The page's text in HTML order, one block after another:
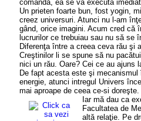
comandă, ea se va executa
Un prieten foarte bun, fost yogin,
creez universuri. Atunci nu l-am
gând, orice imagini. Acum cred că
lucrurilor ce trebuiau sau nu să se
Diferenţa între a creea ceva rău şi
Creştinilor li se spune să nu
nici un rău. Oare? Cei ce au ajuns
De fapt acesta este şi
energie, atunci intregul Univers
mai aproape de ceea ce-si doreşte.
Iar mă dau ca
Facultatea de
altă relaţie. Pe